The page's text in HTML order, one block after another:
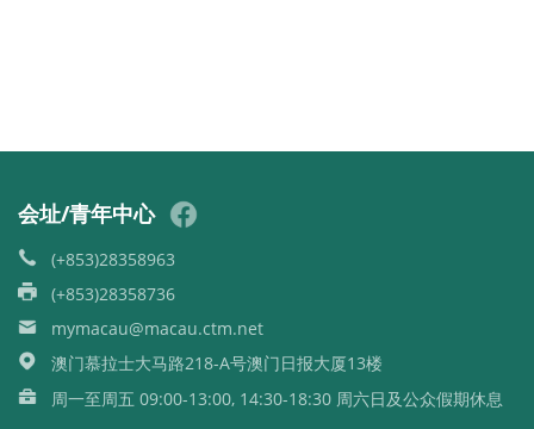
会址/青年中心
(+853)28358963
(+853)28358736
mymacau@macau.ctm.net
澳门慕拉士大马路218-A号澳门日报大厦13楼
周一至周五 09:00-13:00, 14:30-18:30 周六日及公众假期休息